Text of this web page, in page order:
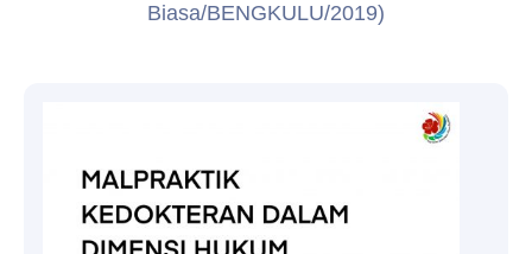
Biasa/BENGKULU/2019)